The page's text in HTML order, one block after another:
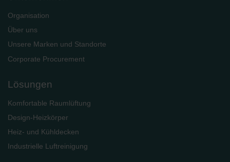
Organisation
Über uns
Unsere Marken und Standorte
Corporate Procurement
Lösungen
Komfortable Raumlüftung
Design-Heizkörper
Heiz- und Kühldecken
Industrielle Luftreinigung